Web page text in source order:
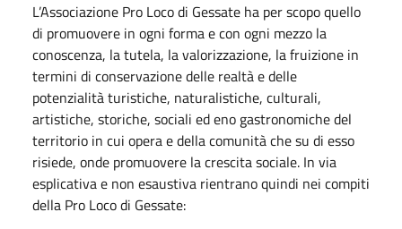
L’Associazione Pro Loco di Gessate ha per scopo quello
di promuovere in ogni forma e con ogni mezzo la
conoscenza, la tutela, la valorizzazione, la fruizione in
termini di conservazione delle realtà e delle
potenzialità turistiche, naturalistiche, culturali,
artistiche, storiche, sociali ed eno gastronomiche del
territorio in cui opera e della comunità che su di esso
risiede, onde promuovere la crescita sociale. In via
esplicativa e non esaustiva rientrano quindi nei compiti
della Pro Loco di Gessate: